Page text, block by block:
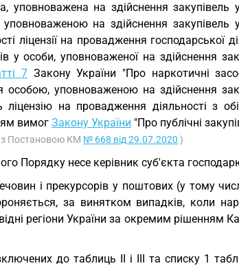
уповноважена на здійснення закупівель
на здійснення закупівель
ліцензії на провадження господарської
у особи, уповноваженої на здійснення
7 Закону України "Про наркотичні
уповноваженою на здійснення
на провадження діяльності з
вимог Закону України "Про публічні
з Постановою КМ № 668 від 29.07.2020 )
Порядку несе керівник суб'єкта
і прекурсорів у поштових (у тому
за винятком випадків, коли
регіони України за окремим рішенням
до таблиць II і III та списку 1